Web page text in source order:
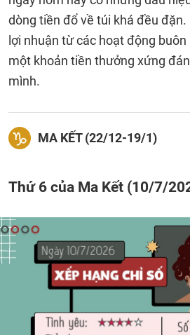
dòng tiền đổ về túi khá đều
lợi nhuận từ các hoạt động
một khoản tiền thưởng xứng
mình.
MA KẾT (22/12-19/1)
Thứ 6 của Ma Kết (10/7/